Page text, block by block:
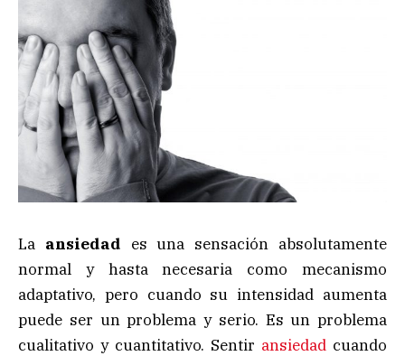
La ansiedad es una sensación absolutamente
normal y hasta necesaria como mecanismo
adaptativo, pero cuando su intensidad aumenta
puede ser un problema y serio. Es un problema
cualitativo y cuantitativo. Sentir ansiedad cuando